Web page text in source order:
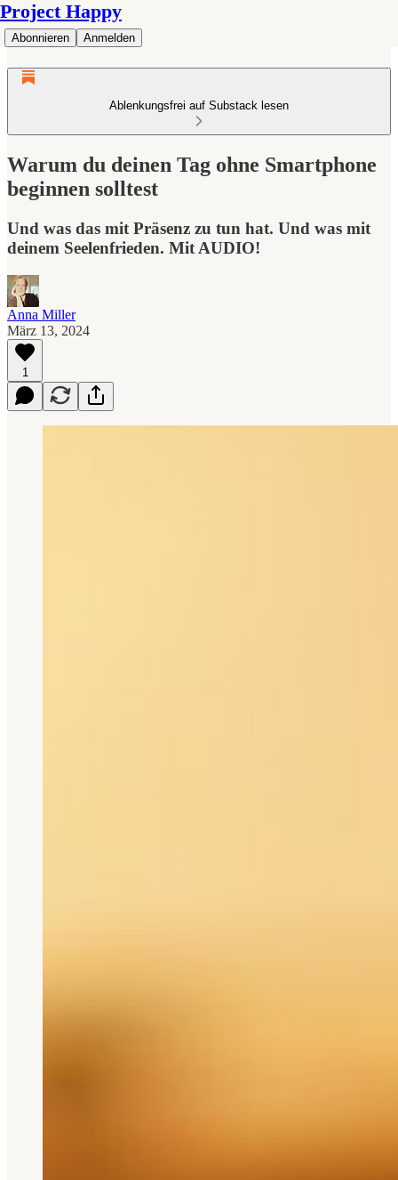
Project Happy
Abonnieren Anmelden
Ablenkungsfrei auf Substack lesen
Warum du deinen Tag ohne Smartphone
beginnen solltest
Und was das mit Präsenz zu tun hat. Und was mit
deinem Seelenfrieden. Mit AUDIO!
Anna Miller
März 13, 2024
1